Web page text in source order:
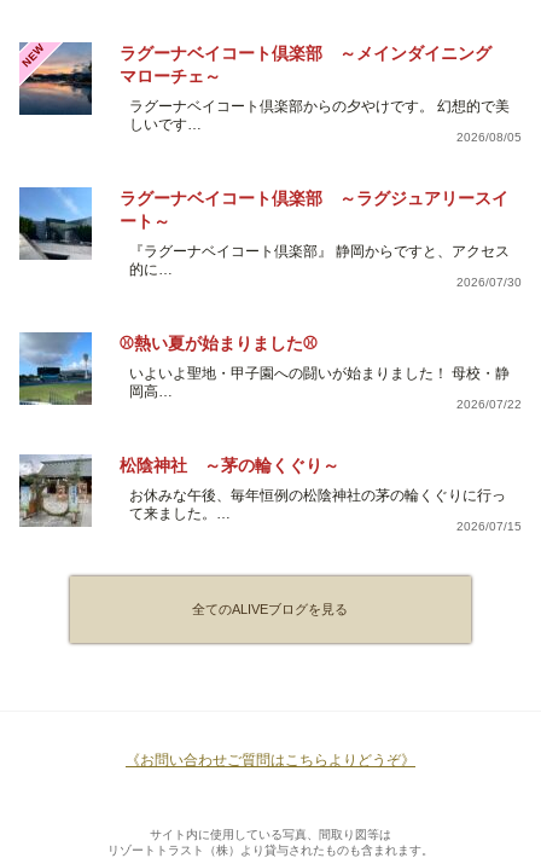
NEW
ラグーナベイコート倶楽部 ～メインダイニング
マローチェ～
ラグーナベイコート倶楽部からの夕やけです。 幻想的で美
しいです…
2026/08/05
ラグーナベイコート倶楽部 ～ラグジュアリースイ
ート～
『ラグーナベイコート倶楽部』 静岡からですと、アクセス
的に…
2026/07/30
⚾熱い夏が始まりました⚾
いよいよ聖地・甲子園への闘いが始まりました！ 母校・静
岡高…
2026/07/22
松陰神社 ～茅の輪くぐり～
お休みな午後、毎年恒例の松陰神社の茅の輪くぐりに行っ
て来ました。…
2026/07/15
全てのALIVEブログを見る
《お問い合わせご質問はこちらよりどうぞ》
サイト内に使用している写真、間取り図等は
リゾートトラスト（株）より貸与されたものも含まれます。